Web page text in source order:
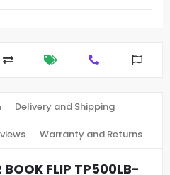
Delivery and Shipping
Warranty and Returns
BOOK FLIP TP500LB-